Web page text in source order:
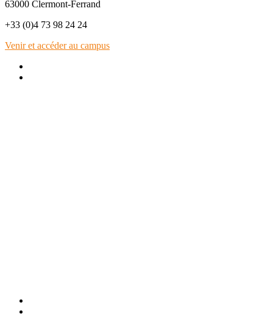
63000 Clermont-Ferrand
+33 (0)4 73 98 24 24
Venir et accéder au campus